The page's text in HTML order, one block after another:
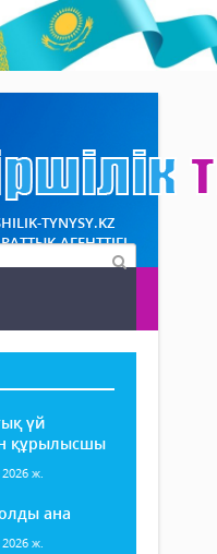
TYNYSY.KZ
АГЕНТТІГІ
үй
құрылысшы
ж.
ана
ж.